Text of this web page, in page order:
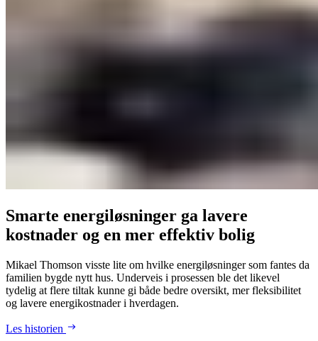
Smarte energiløsninger ga lavere
kostnader og en mer effektiv bolig
Mikael Thomson visste lite om hvilke energiløsninger som fantes da
familien bygde nytt hus. Underveis i prosessen ble det likevel
tydelig at flere tiltak kunne gi både bedre oversikt, mer fleksibilitet
og lavere energikostnader i hverdagen.‌ ‍ ​‍​‍‌‍ ‌ ​‍‌‍‍‌‌‍‌ ‌‍‍‌‌‍ ‍​‍​‍​ ‍‍​‍​‍‌ ​ ‌‍​‌‌‍ ‍‌‍‍‌‌ ‌​‌ ‍‌​‍ ‍‌‍‍‌‌‍ ​‍​‍​‍ ​​‍​‍‌‍‍​‌ ​‍‌‍‌‌‌‍‌‍​‍​‍​ ‍‍​‍​‍‌‍‍​‌ ‌​‌ ‌​‌ ​​‌ ​ ​ ‍‍​‍ ​‍ ‌‍‌‌‌‍ ‍‌‍ ‌ ‌‍‌‍​‌​‍ ‌‌‍ ‍‌‍ ​‍ ‍‌ ​ ‌‍​‌‌‍ ‍‌‍‍‌‌ ‌​‌ ‍‌​‍ ‍‌ ​ ‌ ‌​‌ ‌‌‌‍‌​‌‍‍‌‌‍ ​‍ ‌‍‍‌‌‍ ‍‌ ‌​‌‍‌‌‌‍ ‍‌ ‌​​‍ ‌‍‌‌‌‍‌​‌‍‍‌‌ ‌​​‍ ‌‍ ‌‌‍ ‌‍‌​‌‍‌‌​ ‌‌ ​​‌ ​‍‌‍‌‌‌ ​ ‌‍‌‌‌‍ ‍‌ ‌​‌‍​‌‌ ‌​‌‍‍‌‌‍ ‌‍ ‍​ ‍ ‌‍‍‌‌‍‌​​ ‌‌‍‌‌​ ​​​ ​ ‌‍​ ​ ‌​​ ​​‌‍​ ‌‍​ ​‍ ‌‌‍​ ​ ​‌‌‍‌‍​ ‌ ​‍ ‌​ ‌​​ ​ ​ ‍‌​ ​‌​‍ ‌‌‍​‌‌‍‌‌‌‍‌​​ ​​​‍ ‌​ ​​​ ‍‌​ ​ ‌‍‌‍‌‍‌‍‌‍‌‍​ ‍​​ ​‌​ ​​‌‍‌‌​ ‌ ​ ‌‌​ ‍ ‌ ‌​‌ ‍‌‌ ​​‌‍‌‌​ ‌‌ ​​‌‍​‌‌‍‌ ‌‍‌‌​‍ ‍‌‍​‌‌ ​‍‌ ‌​‌‍‍‌‌‍​ ‌‍ ​‌‍‌‌​ ‍ ‌ ​​‌‍​‌‌ ‌​‌‍‍​​ ‌‌‍‍‌‌‍ ‍‌‍‌ ‌ ​‍‌‍‌‌‌ ​ ‌ ​ ​‍‌‌​ ‌‌‌​​‍‌‌ ‌‍‍ ‌‍‌‌‌ ‍‌​‍‌‌​ ​ ‌​‌​​‍‌‌​ ​ ‌​‌​​‍‌‌​ ​‍​ ​‍‌‍​‍​ ‍​‌‍​ ‌‍‌‌​ ​ ​ ‍​​ ​‍‌‍‌​​ ​‍‌‍‌​​ ​‌​ ‌ ​‍‌‌​ ​‍​ ​‍​‍‌‌​ ‌‌‌​‌​​‍ ‍‌‍​ ‌‍‍​‌‍‍‌‌‍ ​‌‍‌​‌ ​‍‌‍‌‌‌‍ ‍​‍‌‌​ ‌‌‌​​‍‌‌ ‌‍‍ ‌‍‌‌‌ ‍‌​‍‌‌​ ​ ‌​‌​​‍‌‌​ ​ ‌​‌​​‍‌‌​ ​‍​ ​‍​ ​‍‌‍​ ‌‍​ ‌‍​‌​ ‌ ​ ‌‍‌‍​ ​ ​‌‌‍‌‍​ ‌‍​ ‌‌‌‍​ ​‍‌‌​ ​‍​ ​‍​‍‌‌​ ‌‌‌​‌​​‍ ‍‌ ‌​‌‍‌‌‌ ‍​‌ ‌​​ ‌‍​‍‌‍​‌‌ ​ ‌‍‌‌‌‌‌‌‌ ​‍‌‍ ​​ ‌‌‍‍​‌ ‌​‌ ‌​‌ ​​‌ ​ ​‍‌‌​ ​ ‌​​‌​‍‌‌​ ​‍‌​‌‍​‍‌‌​ ​‍‌​‌‍‌‍‌‌‌‍ ‍‌‍ ‌ ‌‍‌‍​‌​‍ ‌‌‍ ‍‌‍ ​‍ ‍‌ ​ ‌‍​‌‌‍ ‍‌‍‍‌‌ ‌​‌ ‍‌​‍ ‍‌ ​ ‌ ‌​‌ ‌‌‌‍‌​‌‍‍‌‌‍ ​‍‌‍‌‍‍‌‌‍‌​​ ‌‌‍‌‌​ ​​​ ​ ‌‍​ ​ ‌​​ ​​‌‍​ ‌‍​ ​‍ ‌‌‍​ ​ ​‌‌‍‌‍​ ‌ ​‍ ‌​ ‌​​ ​ ​ ‍‌​ ​‌​‍ ‌‌‍​‌‌‍‌‌‌‍‌​​ ​​​‍ ‌​ ​​​ ‍‌​ ​ ‌‍‌‍‌‍‌‍‌‍‌‍​ ‍​​ ​‌​ ​​‌‍‌‌​ ‌ ​ ‌‌​‍‌‍‌ ‌​‌ ‍‌‌ ​​‌‍‌‌​ ‌‌ ​​‌‍​‌‌‍‌ ‌‍‌‌​‍ ‍‌‍​‌‌ ​‍‌ ‌​‌‍‍‌‌‍​ ‌‍ ​‌‍‌‌​‍‌‍‌ ​​‌‍​‌‌ ‌​‌‍‍​​ ‌‌‍‍‌‌‍ ‍‌‍‌ ‌ ​‍‌‍‌‌‌ ​ ‌ ​ ​‍‌‌​ ‌‌‌​​‍‌‌ ‌‍‍ ‌‍‌‌‌ ‍‌​‍‌‌​ ​ ‌​‌​​‍‌‌​ ​ ‌​‌​​‍‌‌​ ​‍​ ​‍‌‍​‍​ ‍​‌‍​ ‌‍‌‌​ ​ ​ ‍​​ ​‍‌‍‌​​ ​‍‌‍‌​​ ​‌​ ‌ ​‍‌‌​ ​‍​ ​‍​‍‌‌​ ‌‌‌​‌​​‍ ‍‌‍​ ‌‍‍​‌‍‍‌‌‍ ​‌‍‌​‌ ​‍‌‍‌‌‌‍ ‍​‍‌‌​ ‌‌‌​​‍‌‌ ‌‍‍ ‌‍‌‌‌ ‍‌​‍‌‌​ ​ ‌​‌​​‍‌‌​ ​ ‌​‌​​‍‌‌​ ​‍​ ​‍​ ​‍‌‍​ ‌‍​ ‌‍​‌​ ‌ ​ ‌‍‌‍​ ​ ​‌‌‍‌‍​ ‌‍​ ‌‌‌‍​ ​‍‌‌​ ​‍​ ​‍​‍‌‌​ ‌‌‌​‌​​‍ ‍‌ ‌​‌‍‌‌‌ ‍​‌ ‌​​‍‌‍‌ ​​‌‍‌‌‌ ​‍‌ ​ ‌ ​​‌‍‌‌‌‍​ ‌ ‌​‌‍‍‌‌ ‌‍‌‍‌‌​ ‌‌ ​​‌ ‌‌‌‍​‍‌‍ ​‌‍‍‌‌ ​ ‌‍‍​‌‍‌‌‌‍‌​​‍​‍‌ ‌
Les historien